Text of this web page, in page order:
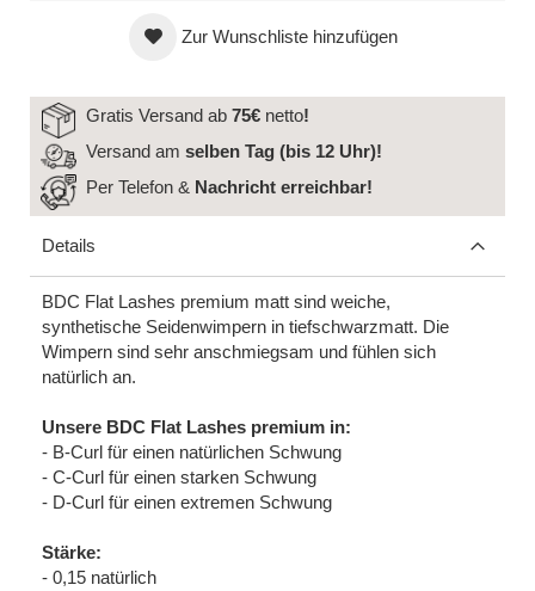
Zur Wunschliste hinzufügen
Gratis Versand ab 75€ netto!
Versand am selben Tag (bis 12 Uhr)!
Per Telefon & Nachricht erreichbar!
Details
BDC Flat Lashes premium matt sind weiche,
synthetische Seidenwimpern in tiefschwarzmatt. Die
Wimpern sind sehr anschmiegsam und fühlen sich
natürlich an.
Unsere BDC Flat Lashes premium in:
- B-Curl für einen natürlichen Schwung
- C-Curl für einen starken Schwung
- D-Curl für einen extremen Schwung
Stärke:
- 0,15 natürlich